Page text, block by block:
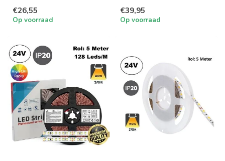
€26,55
Op voorraad
€39,95
Op voorraad